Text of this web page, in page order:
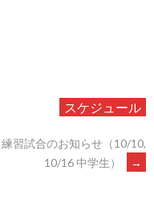
スケジュール
練習試合のお知らせ（10/10,
10/16 中学生）
→